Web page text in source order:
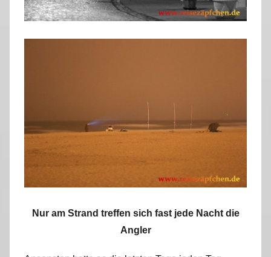
Nur am Strand treffen sich fast jede Nacht die
Angler